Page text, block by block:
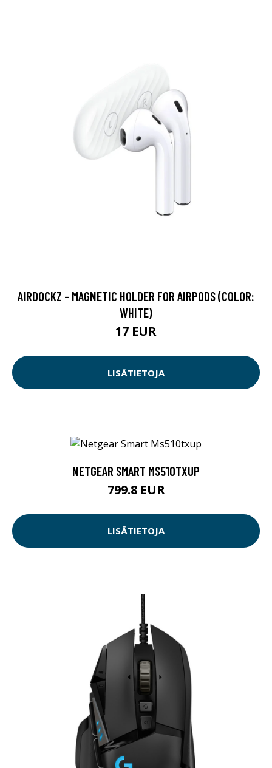
AIRDOCKZ - MAGNETIC HOLDER FOR AIRPODS (COLOR:
WHITE)
17 EUR
LISÄTIETOJA
NETGEAR SMART MS510TXUP
799.8 EUR
LISÄTIETOJA